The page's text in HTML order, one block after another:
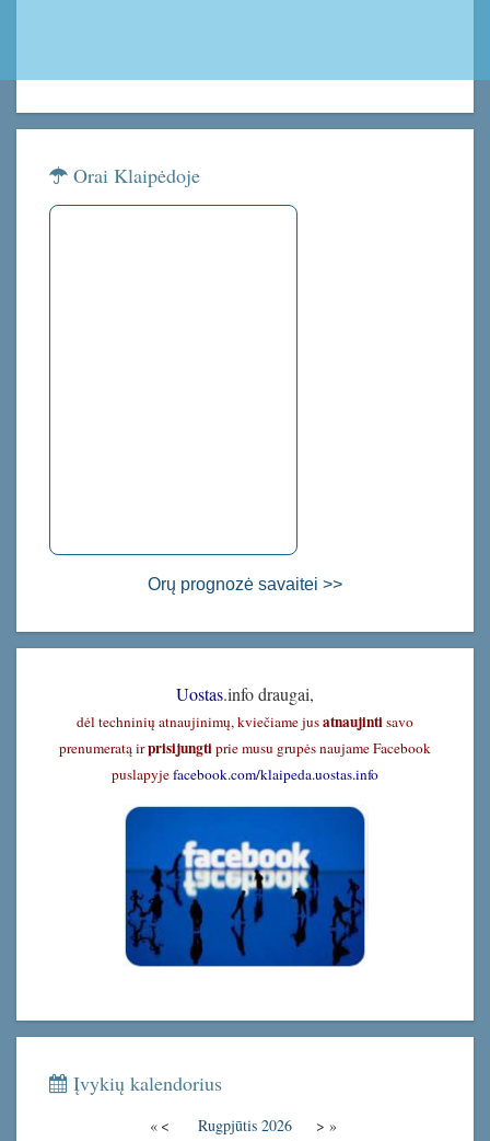
Orai Klaipėdoje
Orų prognozė savaitei >>
Uostas.info draugai,
dėl techninių atnaujinimų, kviečiame jusatnaujintisavo
prenumeratą irprisijungtiprie musu grupės naujame Facebook
puslapyjefacebook.com/klaipeda.uostas.info
Įvykių kalendorius
« < Rugpjūtis 2026 > »